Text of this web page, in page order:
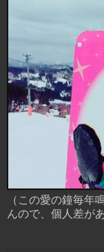
（この愛の鐘毎年
んので、個人差が